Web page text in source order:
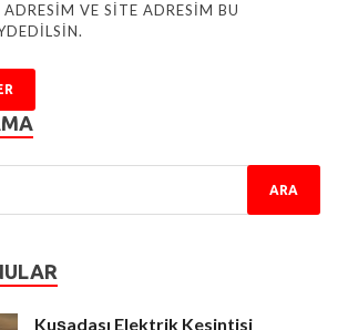
VE SITE ADRESIM BU
Kuşadası Elektrik Kesintisi